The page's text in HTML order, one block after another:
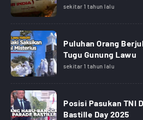
sekitar 1 tahun lalu
Puluhan Orang
Tugu Gunung Lawu
sekitar 1 tahun lalu
Posisi Pasukan TNI
Bastille Day 2025